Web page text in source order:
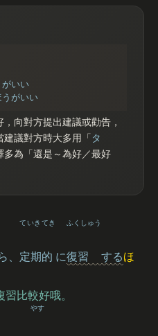
がいい
うがいい
向對方提出建議或勸告，
建議對方時大多用「 タ
為「還是～為好／最好
、 定期
ていき
的
てき
に復習
ふくしゅう
するほ
比較好哦。
やす